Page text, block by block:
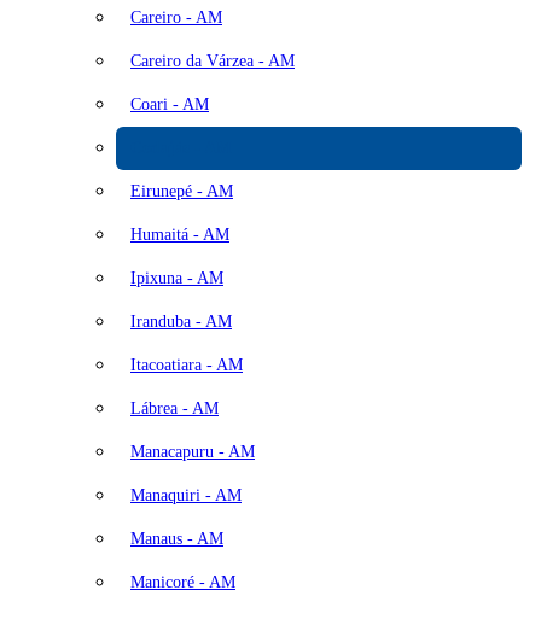
Careiro - AM
Careiro da Várzea - AM
Coari - AM
Eirunepé - AM
Humaitá - AM
Ipixuna - AM
Iranduba - AM
Itacoatiara - AM
Lábrea - AM
Manacapuru - AM
Manaquiri - AM
Manaus - AM
Manicoré - AM